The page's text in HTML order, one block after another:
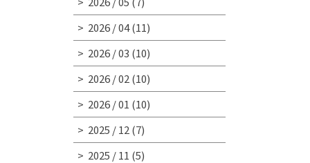
2026 / 04(11)
2026 / 03 (10)
2026 / 02 (10)
2026 / 01 (10)
2025 / 12 (7)
2025 / 11 (5)